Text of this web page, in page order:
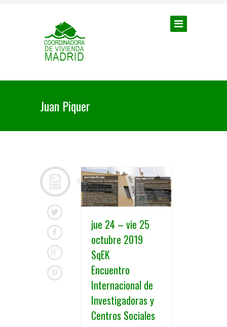
Juan Piquer
jue 24 – vie 25
octubre 2019
SqEK
Encuentro
Internacional de
Investigadoras y
Centros Sociales